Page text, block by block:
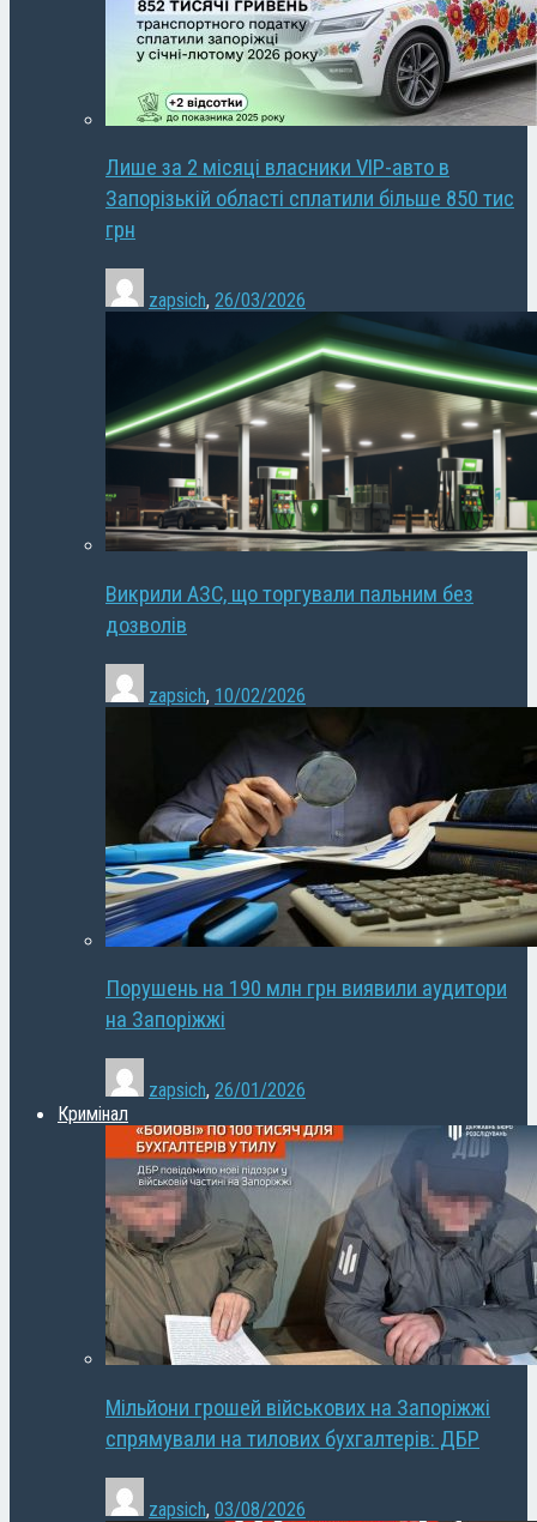
Лише за 2 місяці власники VIP-авто в
Запорізькій області сплатили більше 850 тис
грн
zapsich, 26/03/2026
Викрили АЗС, що торгували пальним без
дозволів
zapsich, 10/02/2026
Порушень на 190 млн грн виявили аудитори
на Запоріжжі
zapsich, 26/01/2026
Кримінал
Мільйони грошей військових на Запоріжжі
спрямували на тилових бухгалтерів: ДБР
zapsich, 03/08/2026